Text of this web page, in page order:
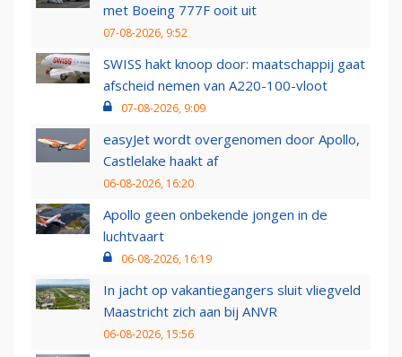
met Boeing 777F ooit uit
07-08-2026, 9:52
SWISS hakt knoop door: maatschappij gaat
afscheid nemen van A220-100-vloot
07-08-2026, 9:09
easyJet wordt overgenomen door Apollo,
Castlelake haakt af
06-08-2026, 16:20
Apollo geen onbekende jongen in de
luchtvaart
06-08-2026, 16:19
In jacht op vakantiegangers sluit vliegveld
Maastricht zich aan bij ANVR
06-08-2026, 15:56